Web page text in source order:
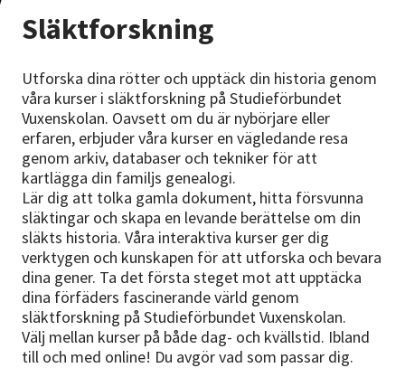
Lyssna
Släktforskning
Utforska dina rötter och upptäck din historia genom
våra kurser i släktforskning på Studieförbundet
Vuxenskolan. Oavsett om du är nybörjare eller
erfaren, erbjuder våra kurser en vägledande resa
genom arkiv, databaser och tekniker för att
kartlägga din familjs genealogi.
Lär dig att tolka gamla dokument, hitta försvunna
släktingar och skapa en levande berättelse om din
släkts historia. Våra interaktiva kurser ger dig
verktygen och kunskapen för att utforska och bevara
dina gener. Ta det första steget mot att upptäcka
dina förfäders fascinerande värld genom
släktforskning på Studieförbundet Vuxenskolan.
Välj mellan kurser på både dag- och kvällstid. Ibland
till och med online! Du avgör vad som passar dig.